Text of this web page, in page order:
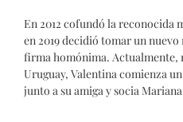
En 2012 cofundó la reconocida
en 2019 decidió tomar un
firma homónima. Actualmente,
Uruguay, Valentina comienza
junto a su amiga y socia